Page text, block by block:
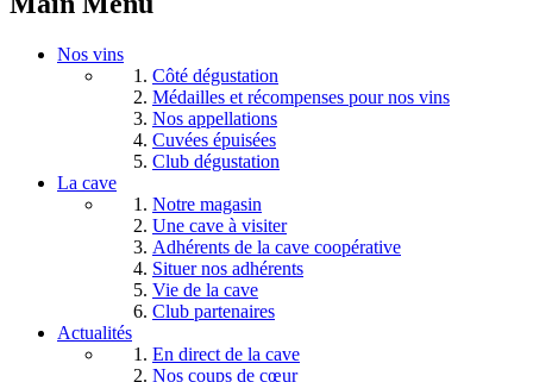
Nos vins
Côté dégustation
Médailles et récompenses pour nos vins
Nos appellations
Cuvées épuisées
Club dégustation
La cave
Notre magasin
Une cave à visiter
Adhérents de la cave coopérative
Situer nos adhérents
Vie de la cave
Club partenaires
Actualités
En direct de la cave
Nos coups de cœur